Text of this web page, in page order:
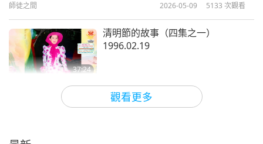
師徒之間 2024-02-20 5372 次觀看
想把頭髮染成金色。但不需要這樣做，他們只要塗一
些漂白劑之類的，挑染就好。所以我想要挑染，因為
我的髮根又變黑了。於是我打電話給同，請她安排人
幫我挑染，她打電話給一個中國人，當然，不然還有
誰呢？然後那個中國人來了，向我推薦各種各樣的東
西，弄得非常複雜。然而上次我去挑染的時候，他們
後我坐在那裡，過一會兒就變成金髮了。那就是挑
觀看更多
師徒之間 2026-05-09 5133 次觀看
37:24
清明節的故事（四集之一）
1996.02.19
2026-05-05